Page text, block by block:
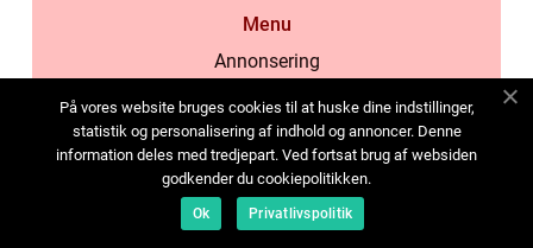
Menu
Annonsering
Cookies
Kontakta oss
Sitemap
På vores website bruges cookies til at huske dine indstillinger,
statistik og personalisering af indhold og annoncer. Denne
information deles med tredjepart. Ved fortsat brug af websiden
godkender du cookiepolitikken.
Ok Privatlivspolitik